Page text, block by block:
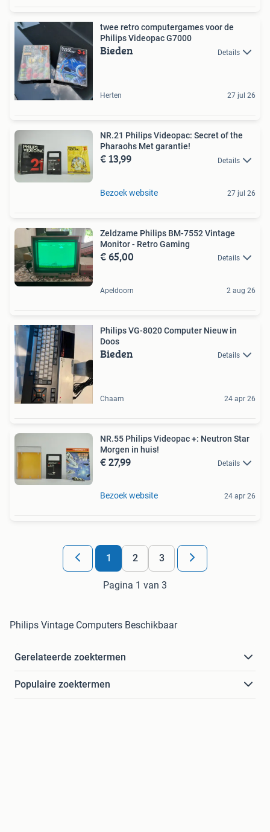
twee retro computergames voor de
Philips Videopac G7000
Bieden Details
Herten 27 jul 26
NR.21 Philips Videopac: Secret of the
Pharaohs Met garantie!
€ 13,99 Details
Bezoek website 27 jul 26
Zeldzame Philips BM-7552 Vintage
Monitor - Retro Gaming
€ 65,00 Details
Apeldoorn 2 aug 26
Philips VG-8020 Computer Nieuw in
Doos
Bieden Details
Chaam 24 apr 26
NR.55 Philips Videopac +: Neutron Star
Morgen in huis!
€ 27,99 Details
Bezoek website 24 apr 26
1 2 3
Pagina 1 van 3
Philips Vintage Computers Beschikbaar
Gerelateerde zoektermen
Populaire zoektermen